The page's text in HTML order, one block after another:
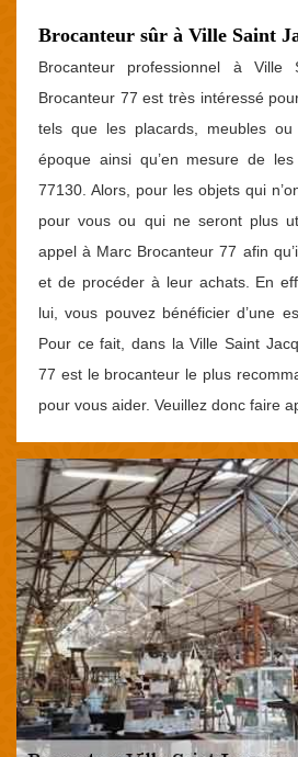
Brocanteur sûr à Ville Saint
Brocanteur professionnel à Ville
Brocanteur 77 est très intéressé
tels que les placards, meubles ou
époque ainsi qu’en mesure de
77130. Alors, pour les objets qui
pour vous ou qui ne seront plus
appel à Marc Brocanteur 77 afin
et de procéder à leur achats. En
lui, vous pouvez bénéficier d’une
Pour ce fait, dans la Ville Saint
77 est le brocanteur le plus
pour vous aider. Veuillez donc faire